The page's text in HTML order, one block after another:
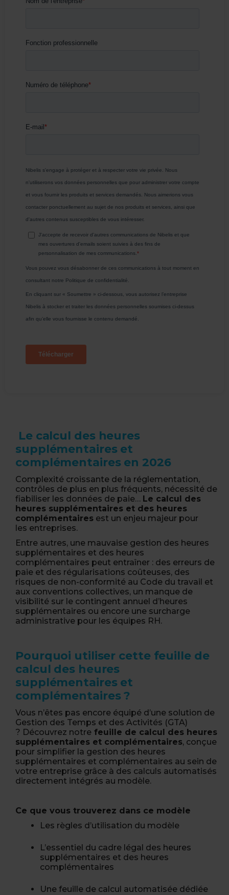
Le calcul des heures
supplémentaires et
complémentaires en 2026
Complexité croissante de la réglementation,
contrôles de plus en plus fréquents, nécessité de
fiabiliser les données de paie… Le calcul des
heures supplémentaires et des heures
complémentaires est un enjeu majeur pour
les entreprises.
Entre autres, une mauvaise gestion des heures
supplémentaires et des heures
complémentaires peut entraîner : des erreurs de
paie et des régularisations coûteuses, des
risques de non-conformité au Code du travail et
aux conventions collectives, un manque de
visibilité sur le contingent annuel d’heures
supplémentaires ou encore une surcharge
administrative pour les équipes RH.
Pourquoi utiliser cette feuille de
calcul des heures
supplémentaires et
complémentaires ?
Vous n’êtes pas encore équipé d’une solution de
Gestion des Temps et des Activités (GTA)
? Découvrez notre feuille de calcul des heures
supplémentaires et complémentaires, conçue
pour simplifier la gestion des heures
supplémentaires et complémentaires au sein de
votre entreprise grâce à des calculs automatisés
directement intégrés au modèle.
Ce que vous trouverez dans ce modèle
Les règles d’utilisation du modèle
L’essentiel du cadre légal des heures
supplémentaires et des heures
complémentaires
Une feuille de calcul automatisée dédiée